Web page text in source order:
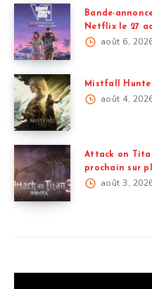
Bande-
Netflix le 27
août 6,
Mistfall
août 4,
Attack on
prochain sur
août 3,